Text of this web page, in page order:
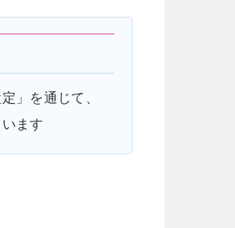
」を通じて、
ます